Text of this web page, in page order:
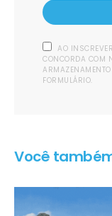
AO
CONCORDA COM
FORMULÁRIO.
Você